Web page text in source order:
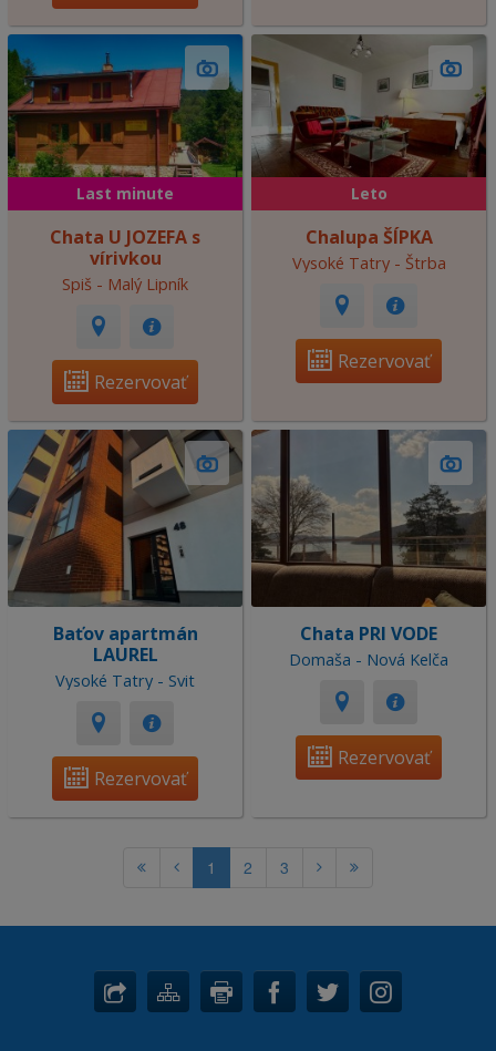
Last minute
Chata U JOZEFA s
vírivkou
Spiš - Malý Lipník
Rezervovať
Leto
Chalupa ŠÍPKA
Vysoké Tatry - Štrba
Rezervovať
Baťov apartmán
LAUREL
Vysoké Tatry - Svit
Rezervovať
Chata PRI VODE
Domaša - Nová Kelča
Rezervovať
1 2 3